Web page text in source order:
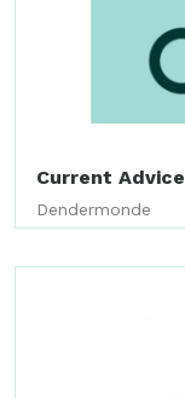
Current Advice
Dendermonde